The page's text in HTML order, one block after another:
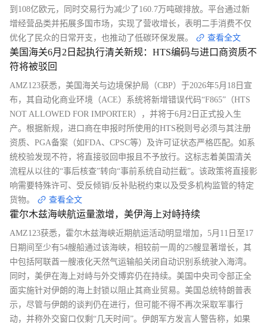
到108亿欧元，同时交易行为减少了160.7万吨碳排放。平台通过新
增经营品类并拓展多国市场，实现了营收增长，表明二手消费不仅
优化了民众的日常开支，也推动了低碳环保发展。
查看全文
美国海关6月2日起执行清关新规：HTS编码与进口商资质不
符将被驳回
AMZ123获悉，美国海关与边境保护局（CBP）于2026年5月18日宣
布，其自动化商业环境（ACE）系统将新增错误代码“F865”（HTS
NOT ALLOWED FOR IMPORTER），并将于6月2日正式投入生
产。根据新规，进口商在申报时所使用的HTS税则号必须与其注册
资质、PGA备案（如FDA、CPSC等）及许可证状态严格匹配。如系
统校验发现不符，将直接驳回申报且不予放行。这标志着美国清关
流程从以往的“事后核查”转向“事前系统自动拦截”。该政策将直接影
响需要特殊许可、受反倾销/反补贴税约束以及受多机构监管的特定
货物。
查看全文
霍尔木兹海峡航运量激增，美伊海上对峙持续
AMZ123获悉，霍尔木兹海峡近期航运活动明显增加，5月11日至17
日期间至少有54艘船通过该海峡，相较前一周的25艘显著增长，其
中包括阿联酋一艘液化天然气运输船关闭自动识别系统驶入海湾。
同时，美伊在海上对峙与外交博弈仍在持续。美国中央司令部正全
面实施针对伊朗的海上封锁以阻止其商业贸易。美国总统特朗普表
示，尽管与伊朗的谈判仍在进行，但可能不得不再次采取军事行
动，并称外交窗口仅剩“几天时间”。伊朗军方发言人警告称，如果